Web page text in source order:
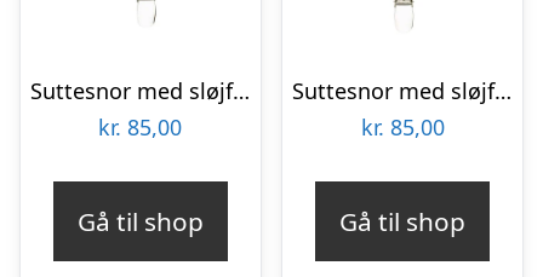
Suttesnor med sløjfe, mørkegrøn – By Stær
kr. 85,00
Gå til shop
Suttesnor med sløjfe, sort – By Stær
kr. 85,00
Gå til shop